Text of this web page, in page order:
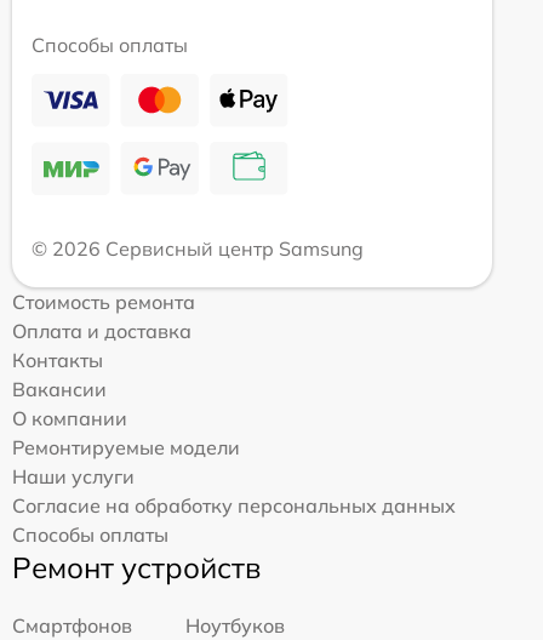
Способы оплаты
© 2026 Сервисный центр Samsung
Стоимость ремонта
Оплата и доставка
Контакты
Вакансии
О компании
Ремонтируемые модели
Наши услуги
Согласие на обработку персональных данных
Способы оплаты
Ремонт устройств
Смартфонов
Ноутбуков